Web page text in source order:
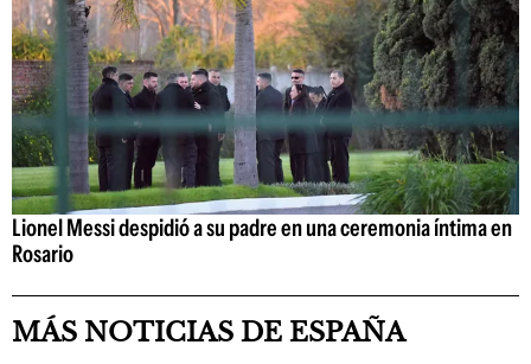
Lionel Messi despidió a su padre en una ceremonia íntima en
Rosario
MÁS NOTICIAS DE ESPAÑA